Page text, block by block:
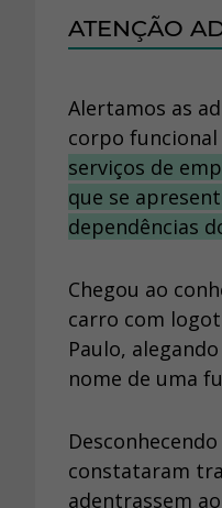
ATENÇÃO
Alertamos as
corpo
serviços de
que se
dependências
Chegou ao
carro com
Paulo,
nome de uma
constataram
adentrassem